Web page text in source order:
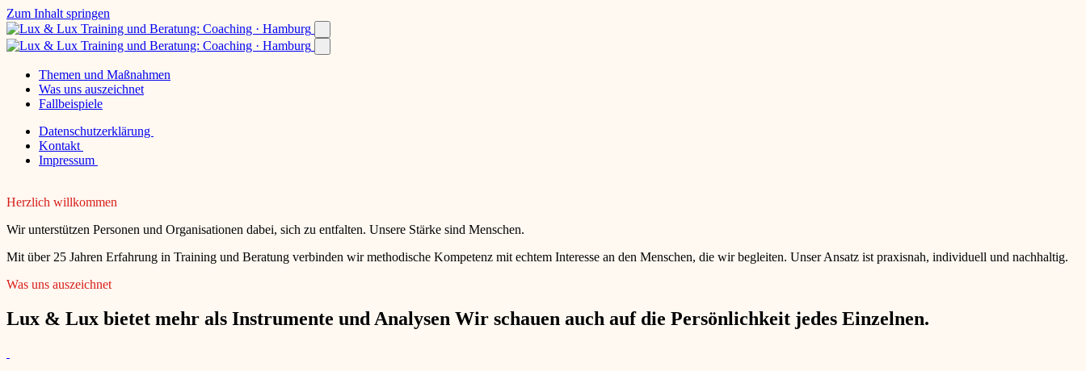
Zum Inhalt springen
Themen und Maßnahmen
Was uns auszeichnet
Fallbeispiele
Datenschutzerklärung
Kontakt
Impressum
Herzlich willkommen
Wir unterstützen Personen und Organisationen dabei, sich zu entfalten. Unsere Stärke sind Menschen.
Mit über 25 Jahren Erfahrung in Training und Beratung verbinden wir methodische Kompetenz mit echtem Interesse an den Menschen, die wir begleiten. Unser Ansatz ist praxisnah, individuell und nachhaltig.
Was uns auszeichnet
Lux & Lux bietet mehr als Instrumente und Analysen Wir schauen auch auf die Persönlichkeit jedes Einzelnen.